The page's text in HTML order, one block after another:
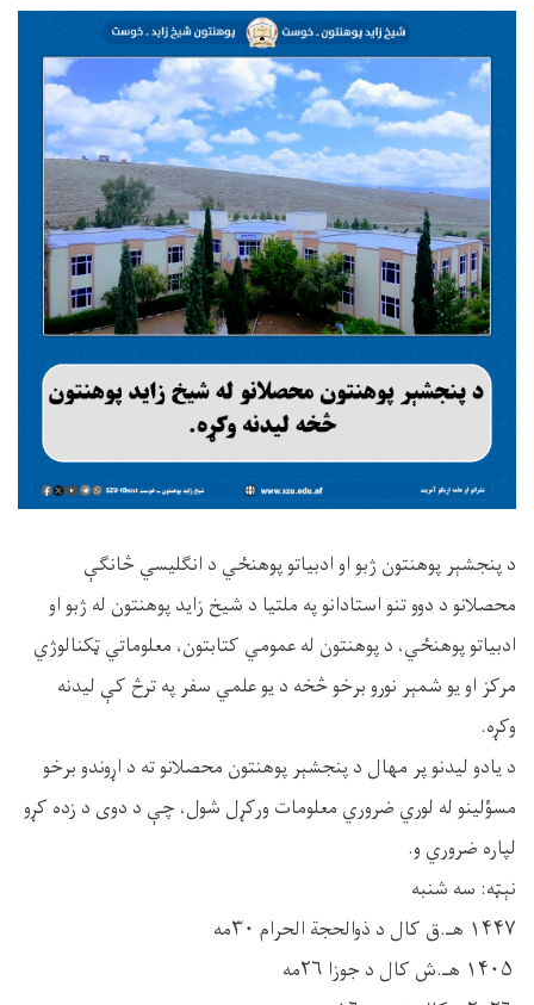
د پنجشېر پوهنتون ژبو او ادبياتو پوهنځي د انګلیسي څانګې
محصلانو د دوو تنو استادانو په ملتيا د شيخ زايد پوهنتون له ژبو او
ادبياتو پوهنځي، د پوهنتون له عمومي کتابتون، معلوماتي ټکنالوژي
مرکز او يو شمېر نورو برخو څخه د يو علمي سفر په ترڅ کې ليدنه
وکړه.
د يادو ليدنو پر مهال د پنجشېر پوهنتون محصلانو ته د اړوندو برخو
مسؤلينو له لوري ضروري معلومات ورکړل شول، چې د دوی د زده کړو
لپاره ضروري و.
نېټه: سه شنبه
۱۴۴۷ هـ.ق کال د ذوالحجة الحرام ۳۰مه